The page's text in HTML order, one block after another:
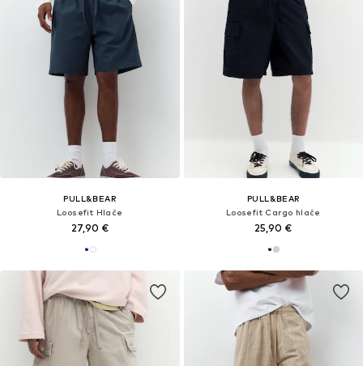
PULL&BEAR
Loosefit Hlače
27,90 €
PULL&BEAR
Loosefit Cargo hlače
25,90 €